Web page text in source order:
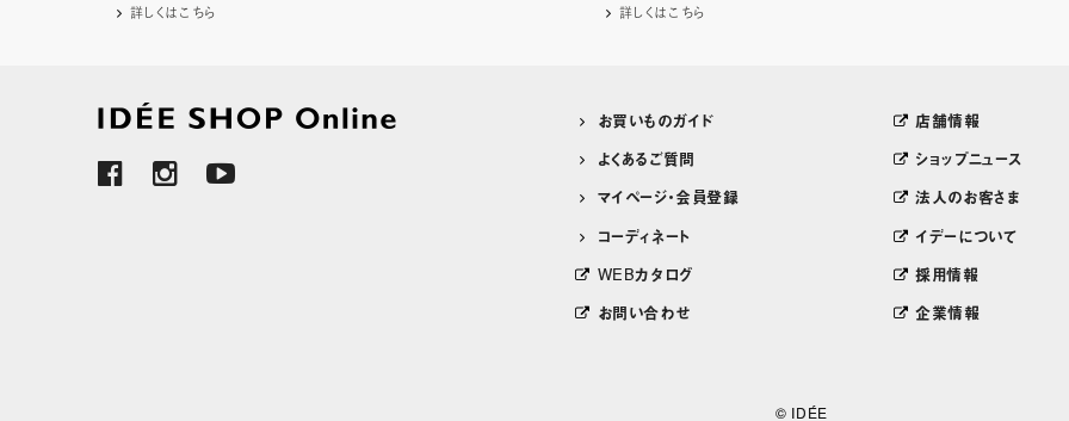
詳しくはこちら
詳しくはこちら
お買いものガイド
よくあるご質問
マイページ・会員登録
コーディネート
WEBカタログ
お問い合わせ
店舗情報
ショップニュース
法人のお客さま
イデーについて
採用情報
企業情報
© IDÉE